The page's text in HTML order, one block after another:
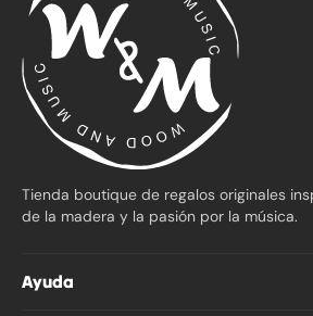
Tienda boutique de regalos originales
de la madera y la pasión por la música.
Ayuda